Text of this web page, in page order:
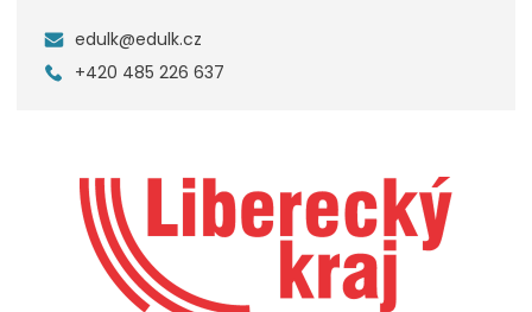
edulk@edulk.cz
+420 485 226 637